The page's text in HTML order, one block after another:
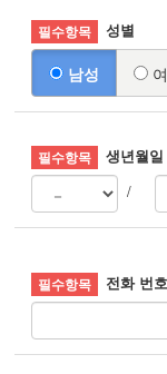
성별
남성
생년월일
/
전화 번호